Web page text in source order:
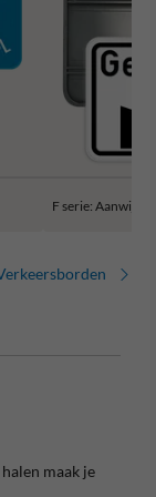
F serie:
maak je